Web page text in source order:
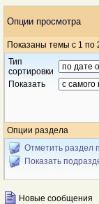
Опции просмотра
Показаны темы с 1 по
Тип
сортировки
Показать
Опции раздела
Отметить раздел
Показать
Новые сообщения